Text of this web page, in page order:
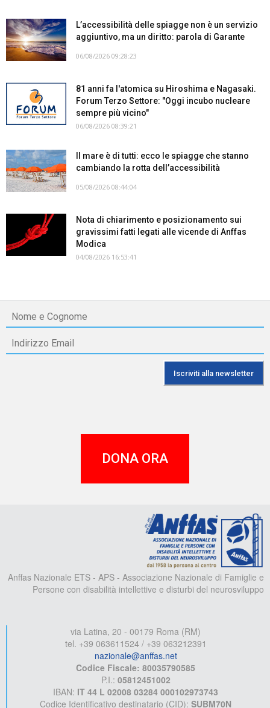
L’accessibilità delle spiagge non è un servizio
aggiuntivo, ma un diritto: parola di Garante
06/08/2026 09:28:23
81 anni fa l'atomica su Hiroshima e Nagasaki.
Forum Terzo Settore: "Oggi incubo nucleare
sempre più vicino"
06/08/2026 08:39:21
Il mare è di tutti: ecco le spiagge che stanno
cambiando la rotta dell’accessibilità
05/08/2026 08:44:04
Nota di chiarimento e posizionamento sui
gravissimi fatti legati alle vicende di Anffas
Modica
04/08/2026 16:53:41
DONA ORA
Anffas Nazionale ETS - APS - Associazione Nazionale di Famiglie e
Persone con disabilità intellettive e disturbi del neurosviluppo
via Latina, 20 - 00179 Roma (RM)
tel. +39 063611524 / +39 063212391
nazionale@anffas.net
Codice Fiscale: 80035790585
P.I.: 05812451002
IBAN: IT 44 L 02008 03284 000102973743
Codice Identificativo destinatario (CID): SUBM70N